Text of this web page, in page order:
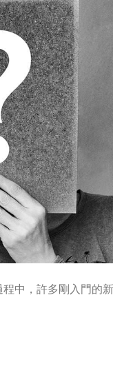
中，許多剛入門的